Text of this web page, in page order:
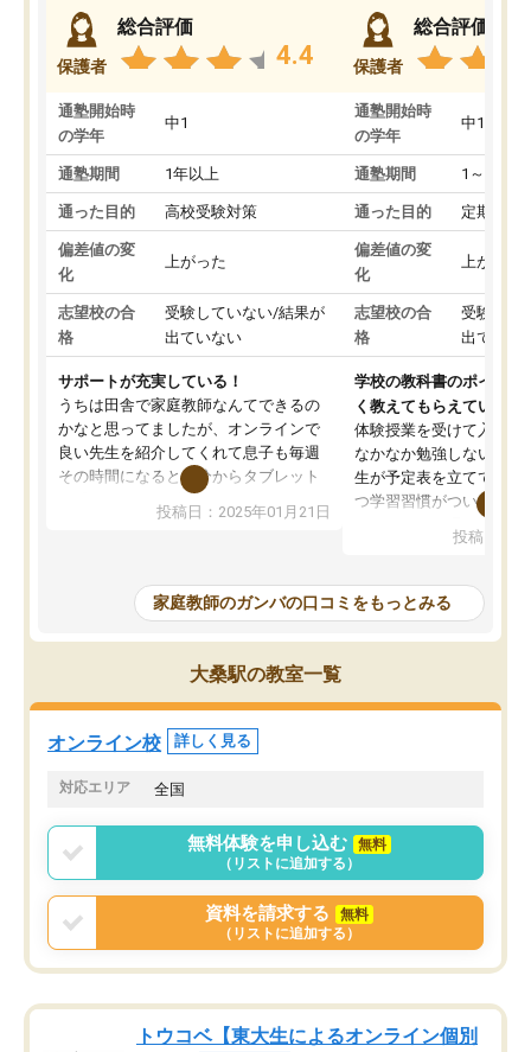
保護者
総合評価
4.4
通塾開始時
の学年
中1
通塾期間 1年以上
通った目的 高校受験対策
偏差値の変
化
上がった
志望校の合
格
受験していない/結果が
出ていない
サポートが充実している！
うちは田舎で家庭教師なんてできるの
かなと思ってましたが、オンラインで
良い先生を紹介してくれて息子も毎週
その時間になると自分からタブレット
を開いてzoomを繋げるようになりまし
た！5科目なんでもOKなのもとても気
めて1年ほどだった今では平均点以上の
科目が増えてきました！あと1年受験ま
であるので無料の週末教室を使用しな
がら頑張って欲しいと思います！
投稿日：2025年01月21日
保護者
総合評価
通塾開始時
の学年
中1
通塾期間 1～3ヵ月
通った目的 定期テス
偏差値の変
化
上がった
志望校の合
格
受験して
出ていな
学校の教科書のポイント
く教えてもらえている
体験授業を受けて入塾し
なかなか勉強しない息子
生が予定表を立ててくれ
つ学習習慣がついてきま
指導が無い日も予定表
問できるのでとても助か
投稿日：
家庭教師のガンバの口コミをもっとみる
大桑駅の教室一覧
オンライン校 詳しく見る
対応エリア 全国
無料体験を申し込む
無料
（リストに追加する）
資料を請求する
無料
（リストに追加する）
トウコベ【東大生によるオンライン個別